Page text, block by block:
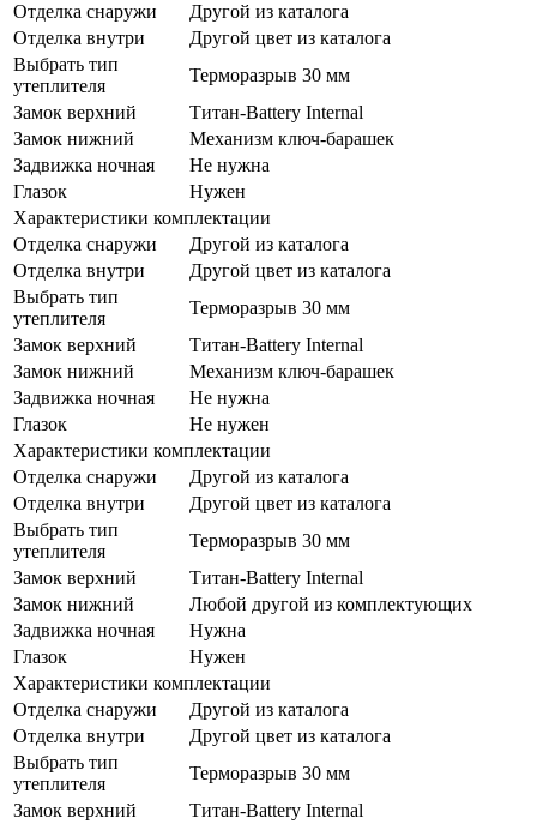
Отделка снаружи
Другой из каталога
Отделка внутри
Другой цвет из каталога
Выбрать тип
утеплителя
Терморазрыв 30 мм
Замок верхний
Титан-Battery Internal
Замок нижний
Механизм ключ-барашек
Задвижка ночная
Не нужна
Глазок
Нужен
Характеристики комплектации
Отделка снаружи
Другой из каталога
Отделка внутри
Другой цвет из каталога
Выбрать тип
утеплителя
Терморазрыв 30 мм
Замок верхний
Титан-Battery Internal
Замок нижний
Механизм ключ-барашек
Задвижка ночная
Не нужна
Глазок
Не нужен
Характеристики комплектации
Отделка снаружи
Другой из каталога
Отделка внутри
Другой цвет из каталога
Выбрать тип
утеплителя
Терморазрыв 30 мм
Замок верхний
Титан-Battery Internal
Замок нижний
Любой другой из комплектующих
Задвижка ночная
Нужна
Глазок
Нужен
Характеристики комплектации
Отделка снаружи
Другой из каталога
Отделка внутри
Другой цвет из каталога
Выбрать тип
утеплителя
Терморазрыв 30 мм
Замок верхний
Титан-Battery Internal